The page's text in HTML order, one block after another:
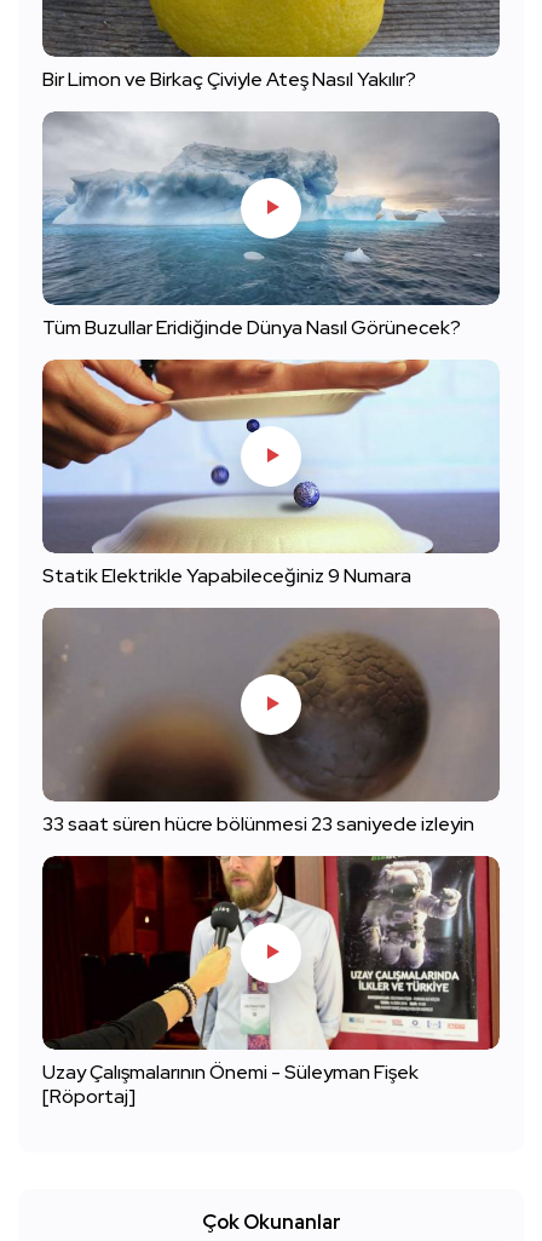
Bir Limon ve Birkaç Çiviyle Ateş Nasıl Yakılır?
Tüm Buzullar Eridiğinde Dünya Nasıl Görünecek?
Statik Elektrikle Yapabileceğiniz 9 Numara
33 saat süren hücre bölünmesi 23 saniyede izleyin
Uzay Çalışmalarının Önemi - Süleyman Fişek
[Röportaj]
Çok Okunanlar